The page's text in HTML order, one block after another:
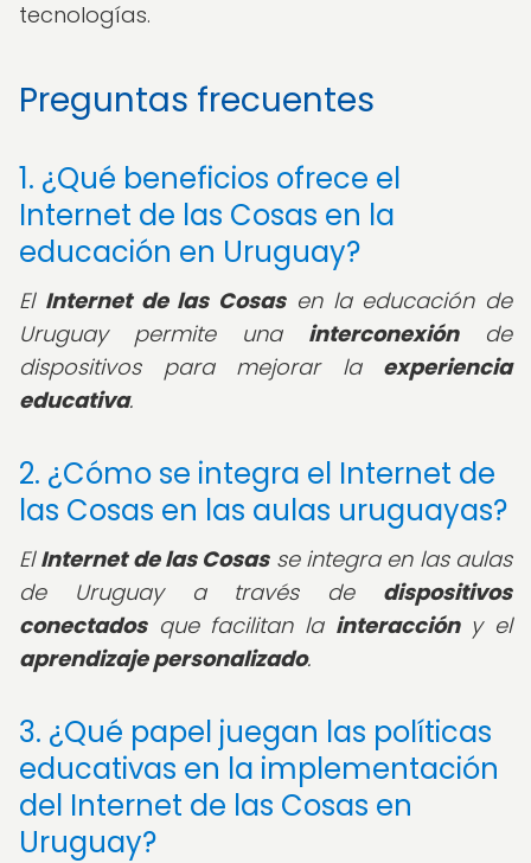
tecnologías.
Preguntas frecuentes
1. ¿Qué beneficios ofrece el
Internet de las Cosas en la
educación en Uruguay?
El Internet de las Cosasen la educación de
Uruguay permite una interconexiónde
dispositivos para mejorar la experiencia
educativa.
2. ¿Cómo se integra el Internet de
las Cosas en las aulas uruguayas?
ElInternet de las Cosasse integra en las aulas
de Uruguay a través de dispositivos
conectadosque facilitan la interaccióny el
aprendizaje personalizado.
3. ¿Qué papel juegan las políticas
educativas en la implementación
del Internet de las Cosas en
Uruguay?